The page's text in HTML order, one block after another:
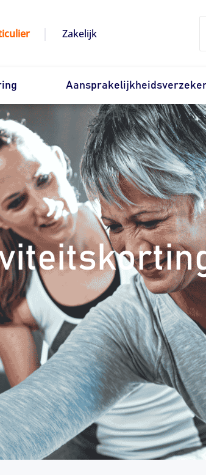
| Zakelijk